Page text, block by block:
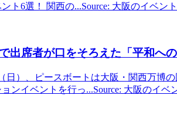
ト6選！ 関西の...Source: 大阪のイベン
で出席者が口をそろえた「平和へ
日）、ピースボートは大阪・関西万博
ンイベントを行っ...Source: 大阪のイベ